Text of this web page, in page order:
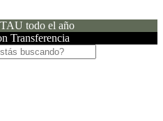
todo el año
Transferencia